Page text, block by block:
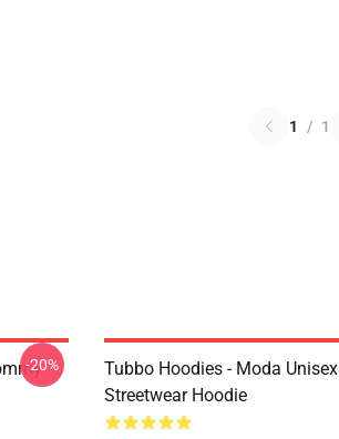
1 / 1
-20%
Tubbo Hoodies - Moda Unisex
Streetwear Hoodie